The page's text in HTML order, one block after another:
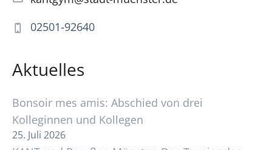
02501-92640
Aktuelles
Bonsoir mes amis: Abschied von drei
Kolleginnen und Kollegen
25. Juli 2026